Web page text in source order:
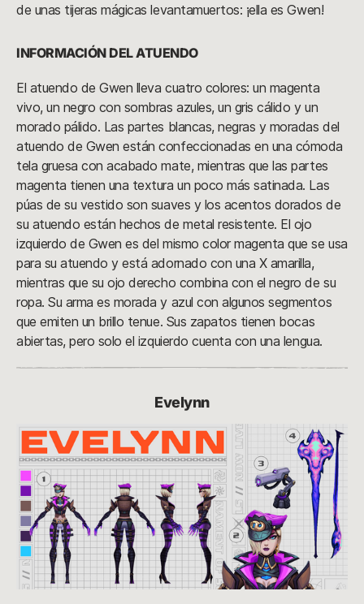
de unas tijeras mágicas levantamuertos: ¡ella es Gwen!
INFORMACIÓN DEL ATUENDO
El atuendo de Gwen lleva cuatro colores: un magenta
vivo, un negro con sombras azules, un gris cálido y un
morado pálido. Las partes blancas, negras y moradas del
atuendo de Gwen están confeccionadas en una cómoda
tela gruesa con acabado mate, mientras que las partes
magenta tienen una textura un poco más satinada. Las
púas de su vestido son suaves y los acentos dorados de
su atuendo están hechos de metal resistente. El ojo
izquierdo de Gwen es del mismo color magenta que se usa
para su atuendo y está adornado con una X amarilla,
mientras que su ojo derecho combina con el negro de su
ropa. Su arma es morada y azul con algunos segmentos
que emiten un brillo tenue. Sus zapatos tienen bocas
abiertas, pero solo el izquierdo cuenta con una lengua.
Evelynn